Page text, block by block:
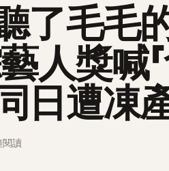
了毛毛
人獎喊
日遭凍
閱讀